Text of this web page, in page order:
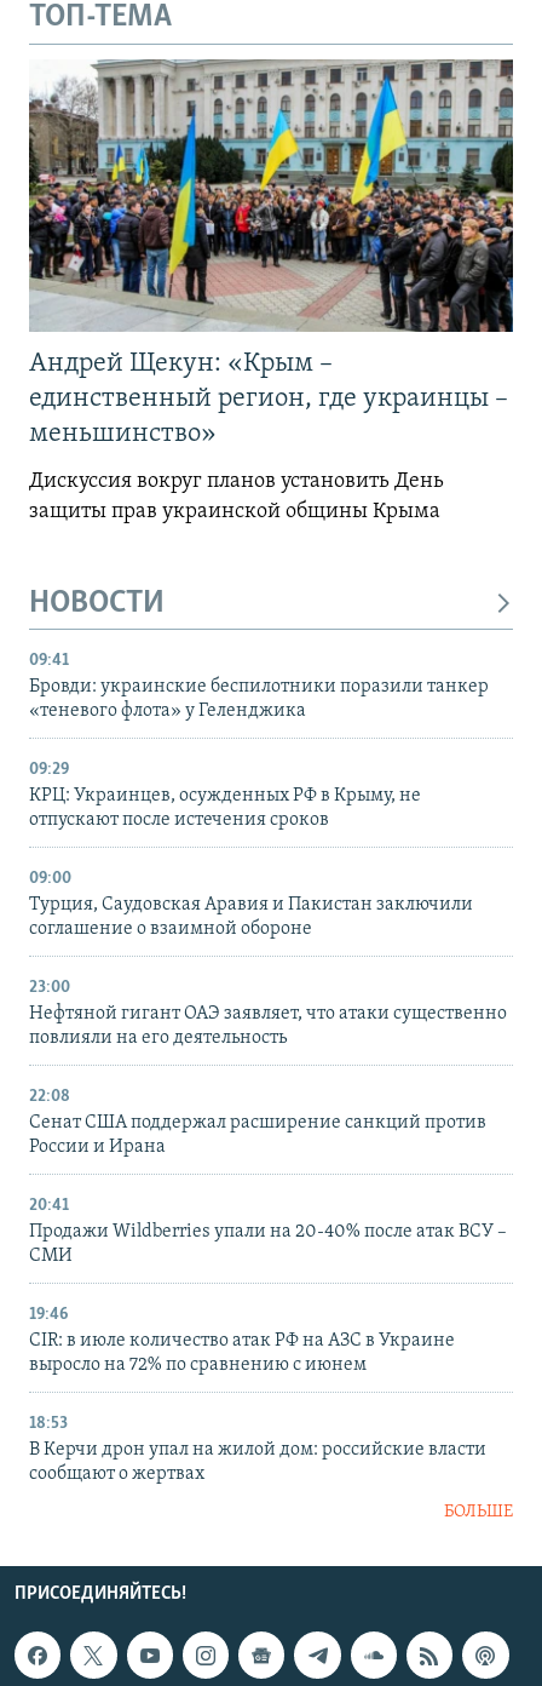
ТОП-ТЕМА
Андрей Щекун: «Крым –
единственный регион, где украинцы –
меньшинство»
Дискуссия вокруг планов установить День
защиты прав украинской общины Крыма
НОВОСТИ
09:41
Бровди: украинские беспилотники поразили танкер
«теневого флота» у Геленджика
09:29
КРЦ: Украинцев, осужденных РФ в Крыму, не
отпускают после истечения сроков
09:00
Турция, Саудовская Аравия и Пакистан заключили
соглашение о взаимной обороне
23:00
Нефтяной гигант ОАЭ заявляет, что атаки существенно
повлияли на его деятельность
22:08
Сенат США поддержал расширение санкций против
России и Ирана
20:41
Продажи Wildberries упали на 20-40% после атак ВСУ –
СМИ
19:46
CIR: в июле количество атак РФ на АЗС в Украине
выросло на 72% по сравнению с июнем
18:53
В Керчи дрон упал на жилой дом: российские власти
сообщают о жертвах
БОЛЬШЕ
ПРИСОЕДИНЯЙТЕСЬ!